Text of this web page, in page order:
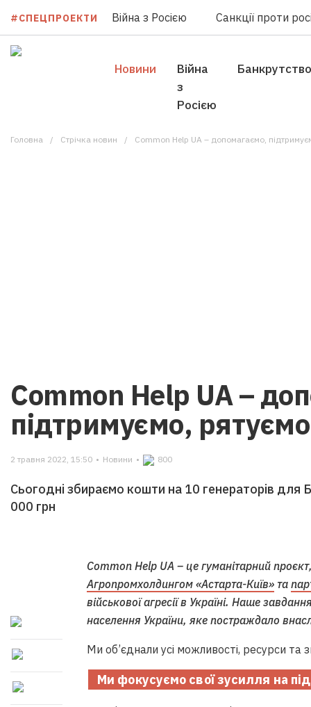
#СПЕЦПРОЕКТИ Війна з Росією Санкції проти
Новини
Війна
з
Росією
Банкрутство
Головна Стрічка новин Common Help UA – допомагаємо,
Common Help UA –
підтримуємо,
2 травня 2022, 15:50 • Новини • 800
Сьогодні збираємо кошти на 10 генераторів для
000 грн
Common Help UA – це гуманітарний
Агропромхолдингом «Астарта-Київ» та
військової агресії в Україні. Наше
населення України, яке постраждало
Ми об’єднали усі можливості, ресурси та
Ми фокусуємо свої зусилля на